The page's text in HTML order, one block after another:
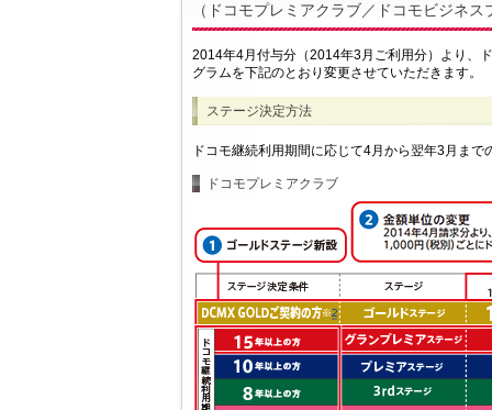
（ドコモプレミアクラブ／ドコモビジネ
2014年4月付与分（2014年3月ご利用分）より、
グラムを下記のとおり変更させていただきます。
ステージ決定方法
ドコモ継続利用期間に応じて4月から翌年3月まで
ドコモプレミアクラブ